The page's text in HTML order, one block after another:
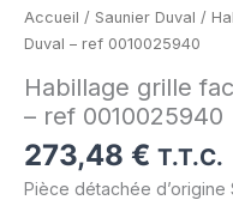
Accueil / Saunier Duval /
Duval – ref 0010025940
Habillage grille
– ref 0010025940
273,48 € T.T.C.
Pièce détachée d’origine